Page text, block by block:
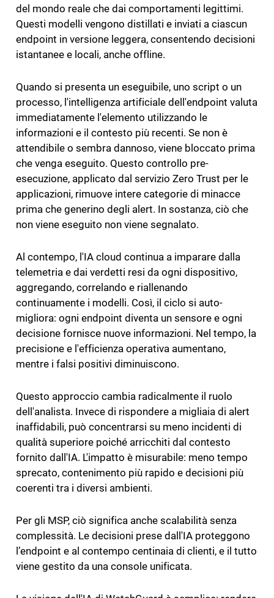
del mondo reale che dai comportamenti legittimi.
Questi modelli vengono distillati e inviati a ciascun
endpoint in versione leggera, consentendo decisioni
istantanee e locali, anche offline.
Quando si presenta un eseguibile, uno script o un
processo, l'intelligenza artificiale dell'endpoint valuta
immediatamente l'elemento utilizzando le
informazioni e il contesto più recenti. Se non è
attendibile o sembra dannoso, viene bloccato prima
che venga eseguito. Questo controllo pre-
esecuzione, applicato dal servizio Zero Trust per le
applicazioni, rimuove intere categorie di minacce
prima che generino degli alert. In sostanza, ciò che
non viene eseguito non viene segnalato.
Al contempo, l'IA cloud continua a imparare dalla
telemetria e dai verdetti resi da ogni dispositivo,
aggregando, correlando e riallenando
continuamente i modelli. Così, il ciclo si auto-
migliora: ogni endpoint diventa un sensore e ogni
decisione fornisce nuove informazioni. Nel tempo, la
precisione e l'efficienza operativa aumentano,
mentre i falsi positivi diminuiscono.
Questo approccio cambia radicalmente il ruolo
dell'analista. Invece di rispondere a migliaia di alert
inaffidabili, può concentrarsi su meno incidenti di
qualità superiore poiché arricchiti dal contesto
fornito dall'IA. L'impatto è misurabile: meno tempo
sprecato, contenimento più rapido e decisioni più
coerenti tra i diversi ambienti.
Per gli MSP, ciò significa anche scalabilità senza
complessità. Le decisioni prese dall'IA proteggono
l’endpoint e al contempo centinaia di clienti, e il tutto
viene gestito da una console unificata.